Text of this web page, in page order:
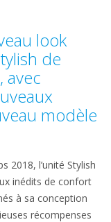
look
de
avec
modèle
2018, l’unité Stylish
inédits de confort
à sa conception
récompenses